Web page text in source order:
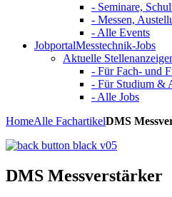
- Seminare,
- Messen,
- Alle Events
JobportalMesstechnik-Jobs
Aktuelle
- Für Fach- und
- Für Studium &
- Alle Jobs
HomeAlle FachartikelDMS
DMS Messverstärker